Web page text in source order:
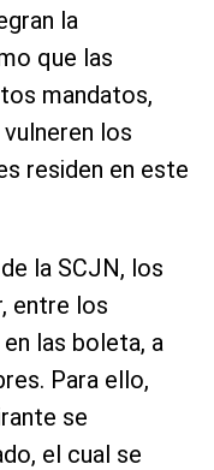
la
que las
mandatos,
los
residen en este
la SCJN, los
entre los
las boleta, a
Para ello,
se
el cual se